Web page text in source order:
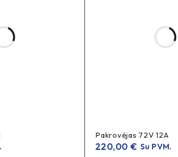
Pakrovėjas 72V 12A
220,00 € Su PVM.